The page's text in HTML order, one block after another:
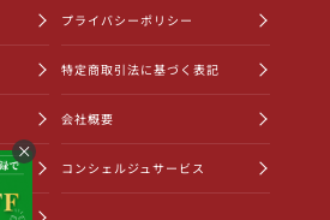
プライバシーポリシー
特定商取引法に基づく表記
会社概要
コンシェルジュサービス